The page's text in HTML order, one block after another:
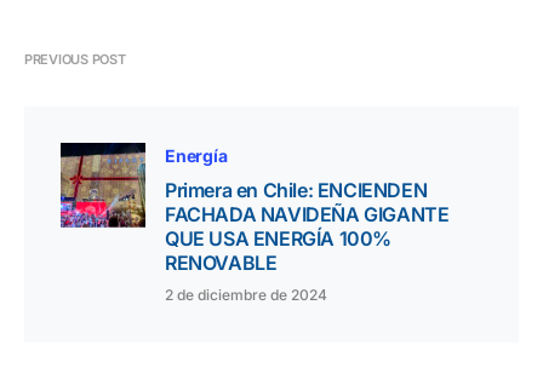
PREVIOUS POST
Energía
Primera en Chile: ENCIENDEN
FACHADA NAVIDEÑA GIGANTE
QUE USA ENERGÍA 100%
RENOVABLE
2 de diciembre de 2024